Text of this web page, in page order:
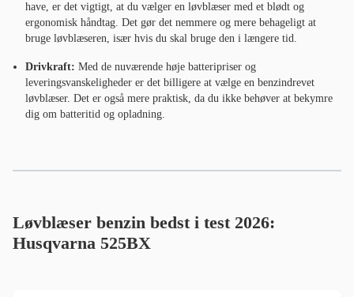
have, er det vigtigt, at du vælger en løvblæser med et blødt og
ergonomisk håndtag. Det gør det nemmere og mere behageligt at
bruge løvblæseren, især hvis du skal bruge den i længere tid.
Drivkraft: Med de nuværende høje batteripriser og
leveringsvanskeligheder er det billigere at vælge en benzindrevet
løvblæser. Det er også mere praktisk, da du ikke behøver at bekymre
dig om batteritid og opladning.
Løvblæser benzin bedst i test2026:
Husqvarna 525BX